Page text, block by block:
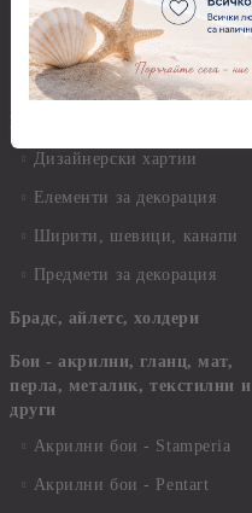
Картички, пликове и
покани
Коледа
Етно
Дизайнерски хартии
Елементи за декорация
Ширити, шевици, канапи
Предмети за декорация
Брадс, айлетс, холдери
Бои - акрилни, гланц, мат,
перла, металик, текстилни и
други
Акрилни бои - Stamperia
Акрилни бои - Pentart